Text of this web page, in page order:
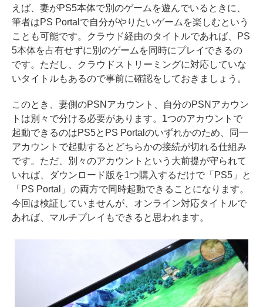
えば、妻がPS5本体で別のゲームを遊んでいるときに、
筆者はPS Portalで自分がやりたいゲームを楽しむという
ことも可能です。クラウド経由のタイトルであれば、PS
5本体を占有せずに別のゲームを同時にプレイできるの
です。ただし、クラウドストリーミングに対応していな
いタイトルもあるので事前に確認をしておきましょう。
このとき、妻側のPSNアカウント、自分のPSNアカウン
トは別々で分ける必要があります。1つのアカウントで
起動できるのはPS5とPS Portalのいずれかのため、同一
アカウントで起動するとどちらかの接続が切れる仕組み
です。ただ、別々のアカウントという大前提が守られて
いれば、ダウンロード版を1つ購入するだけで「PS5」と
「PS Portal」の両方で同時起動できることになります。
今回は検証していませんが、オンライン対応タイトルで
あれば、マルチプレイもできると思われます。